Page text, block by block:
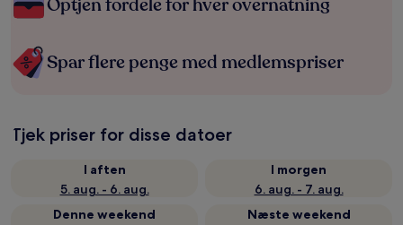
Optjen fordele for hver overnatning
Spar flere penge med medlemspriser
Tjek priser for disse datoer
I aften
5. aug. - 6. aug.
I morgen
6. aug. - 7. aug.
Denne weekend
Næste weekend